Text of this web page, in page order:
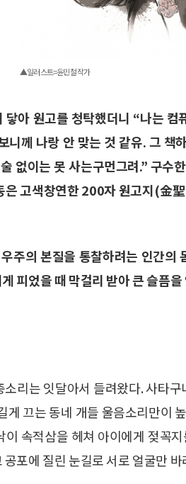
▲일러스트=윤민철 작가
닿아 원고를 청탁했더니 “나는
니께 나랑 안 맞는 것 같유. 그 책
없이는 못 사는구먼그려.” 구수
은 고색창연한 200자 원고지(金
주의 본질을 통찰하려는 인간의
피었을 때 막걸리 받아 큰 슬픔
소리는 잇달아서 들려왔다. 사타
게 끄는 동네 개들 울음소리만이
이 속적삼을 헤쳐 아이에게 젖꼭
공포에 질린 눈길로 서로 얼굴만